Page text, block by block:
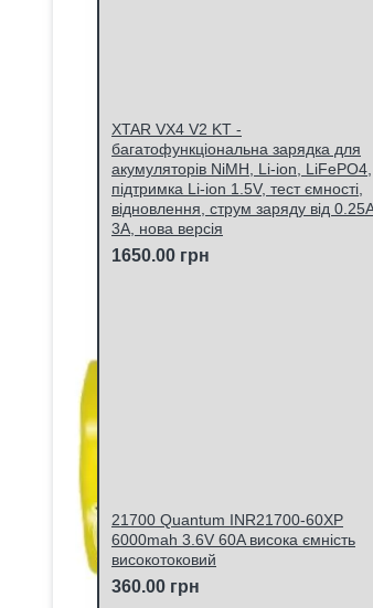
XTAR VX4 V2 KT -
багатофункціональна зарядка для
акумуляторів NiMH, Li-ion, LiFePO4,
підтримка Li-ion 1.5V, тест ємності,
відновлення, струм заряду від
3A, нова версія
1650.00 грн
21700 Quantum INR21700-60XP
6000mah 3.6V 60A висока ємність
високотоковий
360.00 грн